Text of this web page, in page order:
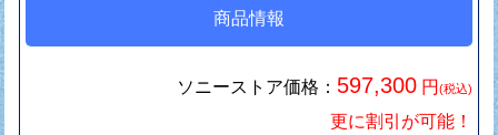
商品情報
ソニーストア価格： 597,300 円(税込)
更に割引が可能！